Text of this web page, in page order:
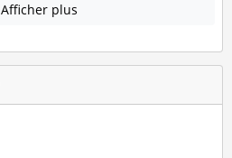
Afficher plus